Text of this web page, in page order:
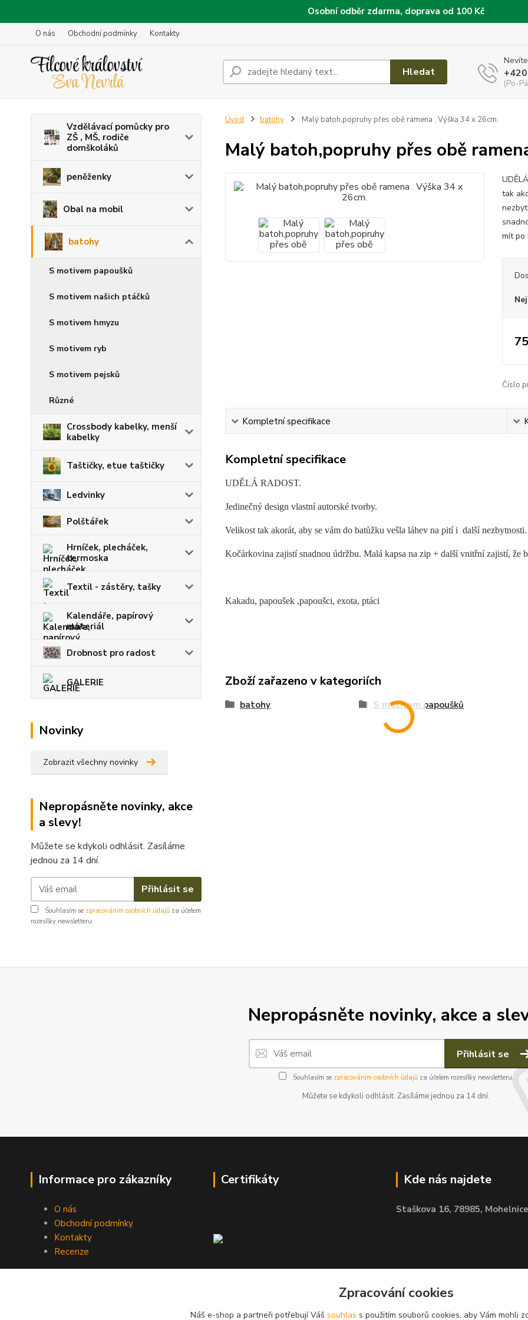
Osobní odběr zdarma, doprava od 100 Kč
O nás Obchodní podmínky Kontakty
Hledat
(Po-
Vzdělávací pomůcky pro
ZŠ , MŠ, rodiče
domškoláků
peněženky
Obal na mobil
batohy
S motivem papoušků
S motivem našich ptáčků
S motivem hmyzu
S motivem ryb
S motivem pejsků
Různé
Crossbody kabelky, menší
kabelky
Taštičky, etue taštičky
Ledvinky
Polštářek
Hrníček, plecháček,
termoska
Textil - zástěry, tašky
Kalendáře, papírový
materiál
Drobnost pro radost
GALERIE
Novinky
Zobrazit všechny novinky
Nepropásněte novinky, akce
a slevy!
Můžete se kdykoli odhlásit. Zasíláme
jednou za 14 dní.
Přihlásit se
Souhlasím se zpracováním osobních údajů za účelem
rozesílky newsletteru.
Úvod batohy Malý batoh,popruhy přes obě ramena . Výška 34 x 26cm.
Malý batoh,popruhy přes obě
tak
mít po
Číslo
Kompletní specifikace
Kompletní specifikace
UDĚLÁ RADOST.
Jedinečný design vlastní autorské tvorby.
Velikost tak akorát, aby se vám do batůžku vešla láhev na pití i další
Kočárkovina zajistí snadnou údržbu. Malá kapsa na zip + další vnitřní zajistí,
Kakadu, papoušek ,papoušci, exota, ptáci
Zboží zařazeno v kategoriích
batohy S motivem papoušků
Nepropásněte novinky, akce a
Přihlásit se
Souhlasím se zpracováním osobních údajůza účelem rozesílky newsletteru.
Můžete se kdykoli odhlásit. Zasíláme jednou za 14 dní.
Informace pro zákazníky
O nás
Obchodní podmínky
Kontakty
Recenze
Certifikáty Kde nás najdete
Staškova 16, 78985, Mohelnice
Zpracování cookies
Náš e-shop a partneři potřebují Váš souhlas s použitím souborů cookies, aby Vám mohli